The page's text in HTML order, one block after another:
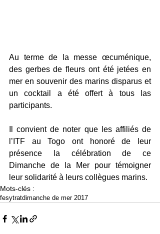
Au terme de la messe œcuménique,
des gerbes de fleurs ont été jetées en
mer en souvenir des marins disparus et
un cocktail a été offert à tous las
participants.
Il convient de noter que les affiliés de
l’ITF au Togo ont honoré de leur
présence la célébration de ce
Dimanche de la Mer pour témoigner
leur solidarité à leurs collègues marins.
Mots-clés :
fesytratdimanche de mer 2017